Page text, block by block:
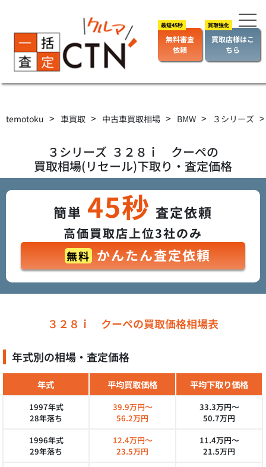
無料審査
依頼
買取店様はこ
ちら
temotoku > 車買取 > 中古車買取相場 > BMW > ３シリーズ
３シリーズ ３２８ｉ クーペの
買取相場(リセール)下取り・査定価格
簡単 45秒 査定依頼
高価買取店上位3社のみ
無料 かんたん査定依頼
３２８ｉ クーペの買取価格相場表
年式別の相場・査定価格
年式 平均買取価格 平均下取り価格
1997年式
28年落ち
39.9万円～
56.2万円
33.3万円～
50.7万円
1996年式
29年落ち
12.4万円～
23.5万円
11.4万円～
21.5万円